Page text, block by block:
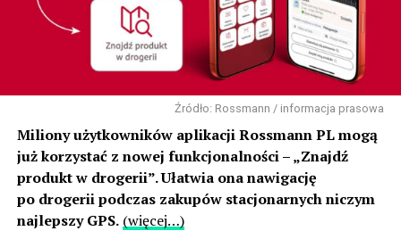
Źródło: Rossmann / informacja prasowa
Miliony użytkowników aplikacji Rossmann PL mogą
już korzystać z nowej funkcjonalności – „Znajdź
produkt w drogerii”. Ułatwia ona nawigację
po drogerii podczas zakupów stacjonarnych niczym
najlepszy GPS. (więcej…)